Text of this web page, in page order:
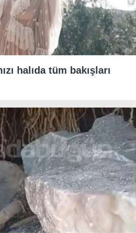
halıda tüm bakışları